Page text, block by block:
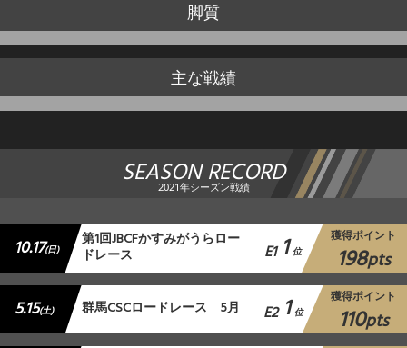
脚質
主な戦績
SEASON RECORD
2021年シーズン戦績
10.17(日) 第1回JBCFかすみがうらロー
ドレース E1 1 位
獲得ポイント
198pts
5.15(土) 群馬CSCロードレース 5月 E2 1 位
獲得ポイント
110pts